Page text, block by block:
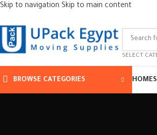
Skip to navigation Skip to main content
SELECT
BROWSE CATEGORIES HOME